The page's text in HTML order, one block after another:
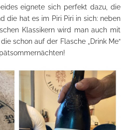
eignete sich perfekt dazu, die
die hat es im Piri Piri in sich: neben
Klassikern wird man auch mit
schon auf der Flasche „Drink Me“